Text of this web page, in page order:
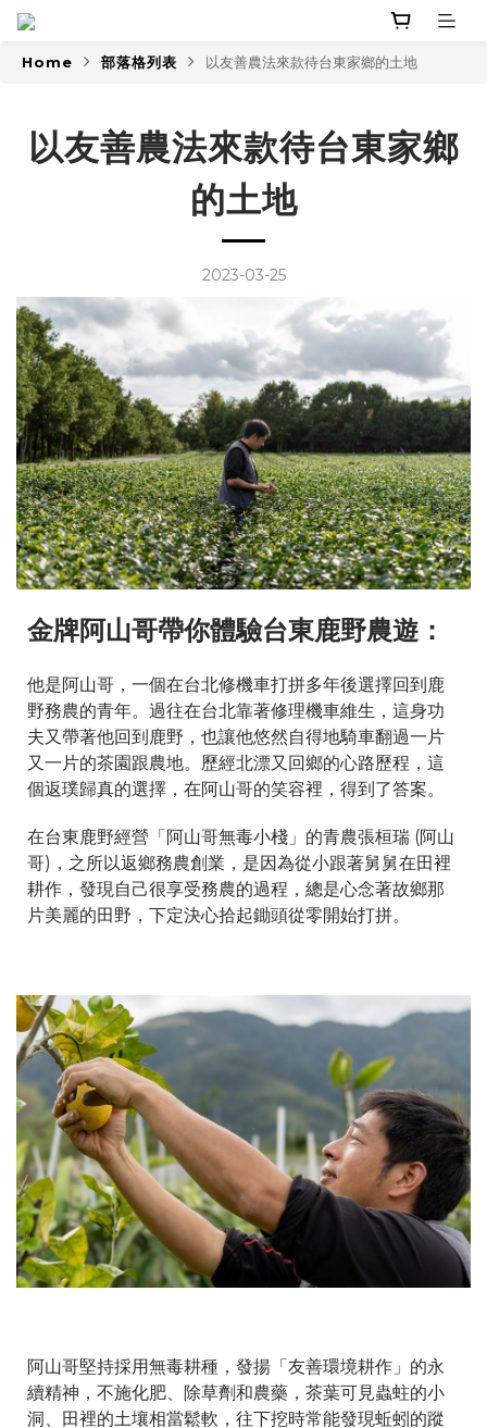
Home 部落格列表 以友善農法來款待台東家鄉的土地
以友善農法來款待台東家鄉
的土地
2023-03-25
金牌阿山哥帶你體驗台東鹿野農遊：
他是阿山哥，一個在台北修機車打拼多年後選擇回到鹿
野務農的青年。過往在台北靠著修理機車維生，這身功
夫又帶著他回到鹿野，也讓他悠然自得地騎車翻過一片
又一片的茶園跟農地。歷經北漂又回鄉的心路歷程，這
個返璞歸真的選擇，在阿山哥的笑容裡，得到了答案。
在台東鹿野經營「阿山哥無毒小棧」的青農張桓瑞 (阿山
哥)，之所以返鄉務農創業，是因為從小跟著舅舅在田裡
耕作，發現自己很享受務農的過程，總是心念著故鄉那
片美麗的田野，下定決心拾起鋤頭從零開始打拼。
阿山哥堅持採用無毒耕種，發揚「友善環境耕作」的永
續精神，不施化肥、除草劑和農藥，茶葉可見蟲蛀的小
洞、田裡的土壤相當鬆軟，往下挖時常能發現蚯蚓的蹤